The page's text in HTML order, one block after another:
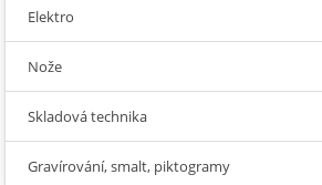
Elektro
Nože
Skladová technika
Gravírování, smalt, piktogramy